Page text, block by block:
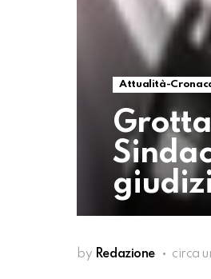
Attualità-
by Redazione circa